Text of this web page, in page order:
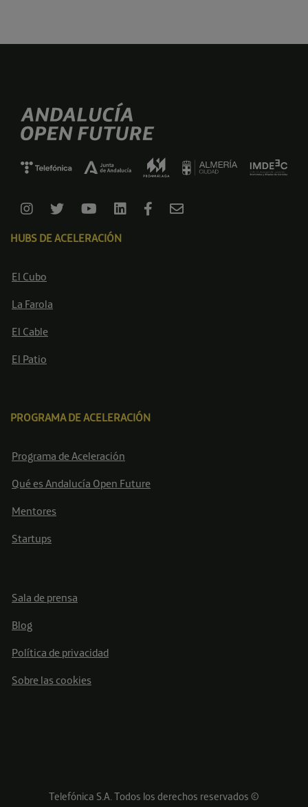
HUBS DE ACELERACIÓN
El Cubo
La Farola
El Cable
El Patio
PROGRAMA DE ACELERACIÓN
Programa de Aceleración
Qué es Andalucía Open Future
Mentores
Startups
Sala de prensa
Blog
Política de privacidad
Sobre las cookies
Telefónica S.A. Todos los derechos reservados ©